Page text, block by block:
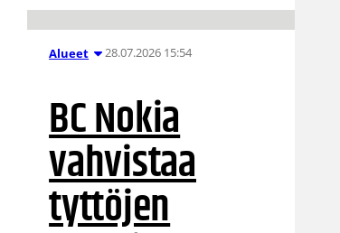
Alueet 28.07.2026 15:54
BC Nokia
vahvistaa
tyttöjen